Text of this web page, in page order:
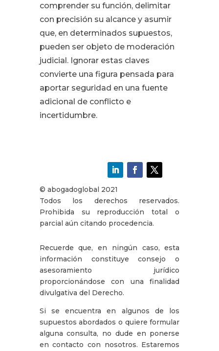
comprender su función, delimitar
con precisión su alcance y asumir
que, en determinados supuestos,
pueden ser objeto de moderación
judicial. Ignorar estas claves
convierte una figura pensada para
aportar seguridad en una fuente
adicional de conflicto e
incertidumbre.
© abogadoglobal 2021
Todos los derechos reservados.
Prohibida su reproducción total o
parcial aún citando procedencia.
Recuerde que, en ningún caso, esta
información constituye consejo o
asesoramiento jurídico
proporcionándose con una finalidad
divulgativa del Derecho.
Si se encuentra en algunos de los
supuestos abordados o quiere formular
alguna consulta, no dude en ponerse
en contacto con nosotros. Estaremos